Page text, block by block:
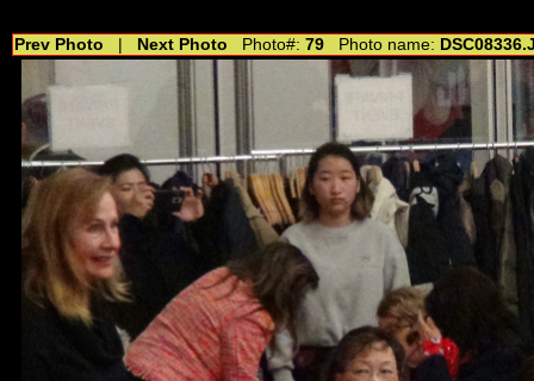
Prev Photo Next Photo Photo#: 79 Photo name: